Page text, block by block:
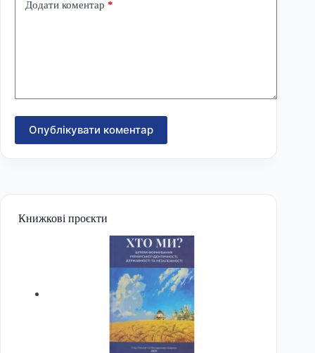
Додати коментар *
Опублікувати коментар
Книжкові проєкти